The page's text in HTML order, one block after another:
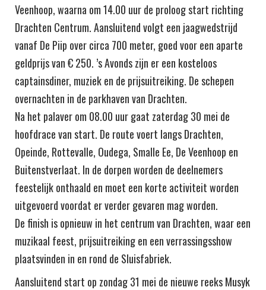
Veenhoop, waarna om 14.00 uur de proloog start richting
Drachten Centrum. Aansluitend volgt een jaagwedstrijd
vanaf De Piip over circa 700 meter, goed voor een aparte
geldprijs van € 250. ’s Avonds zijn er een kosteloos
captainsdiner, muziek en de prijsuitreiking. De schepen
overnachten in de parkhaven van Drachten.
Na het palaver om 08.00 uur gaat zaterdag 30 mei de
hoofdrace van start. De route voert langs Drachten,
Opeinde, Rottevalle, Oudega, Smalle Ee, De Veenhoop en
Buitenstverlaat. In de dorpen worden de deelnemers
feestelijk onthaald en moet een korte activiteit worden
uitgevoerd voordat er verder gevaren mag worden.
De finish is opnieuw in het centrum van Drachten, waar een
muzikaal feest, prijsuitreiking en een verrassingsshow
plaatsvinden in en rond de Sluisfabriek.
Aansluitend start op zondag 31 mei de nieuwe reeks Musyk